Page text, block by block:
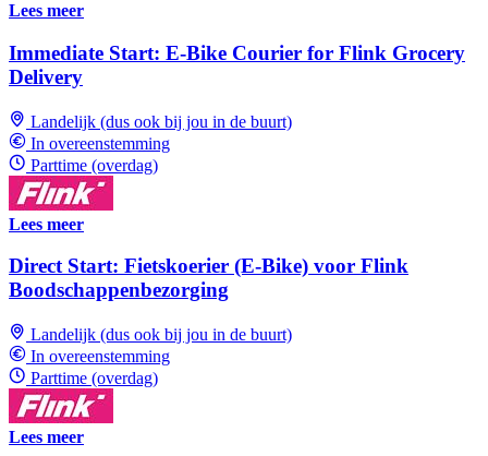
Lees meer
Immediate Start: E-Bike Courier for Flink Grocery
Delivery
Landelijk (dus ook bij jou in de buurt)
In overeenstemming
Parttime (overdag)
Lees meer
Direct Start: Fietskoerier (E-Bike) voor Flink
Boodschappenbezorging
Landelijk (dus ook bij jou in de buurt)
In overeenstemming
Parttime (overdag)
Lees meer